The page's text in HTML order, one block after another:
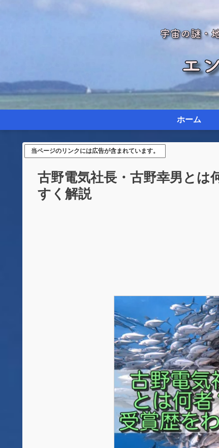
ホーム
当ページのリンクには広告が含まれています。
古野電気社長・古野幸男とは
すく解説